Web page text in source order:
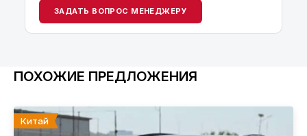
ЗАДАТЬ ВОПРОС МЕНЕДЖЕРУ
ПОХОЖИЕ ПРЕДЛОЖЕНИЯ
Китай